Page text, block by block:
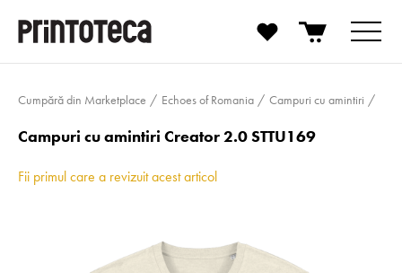
Cumpără din Marketplace Echoes of Romania Campuri cu amintiri
Campuri cu amintiri Creator 2.0 STTU169
Fii primul care a revizuit acest articol